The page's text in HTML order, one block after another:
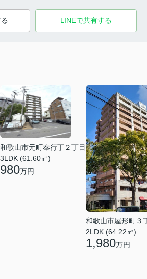
LINEで共有する
和歌山市元町奉行丁２丁目
3LDK (61.60㎡)
980万円
和歌山市屋形町３
2LDK (64.22㎡)
1,980万円